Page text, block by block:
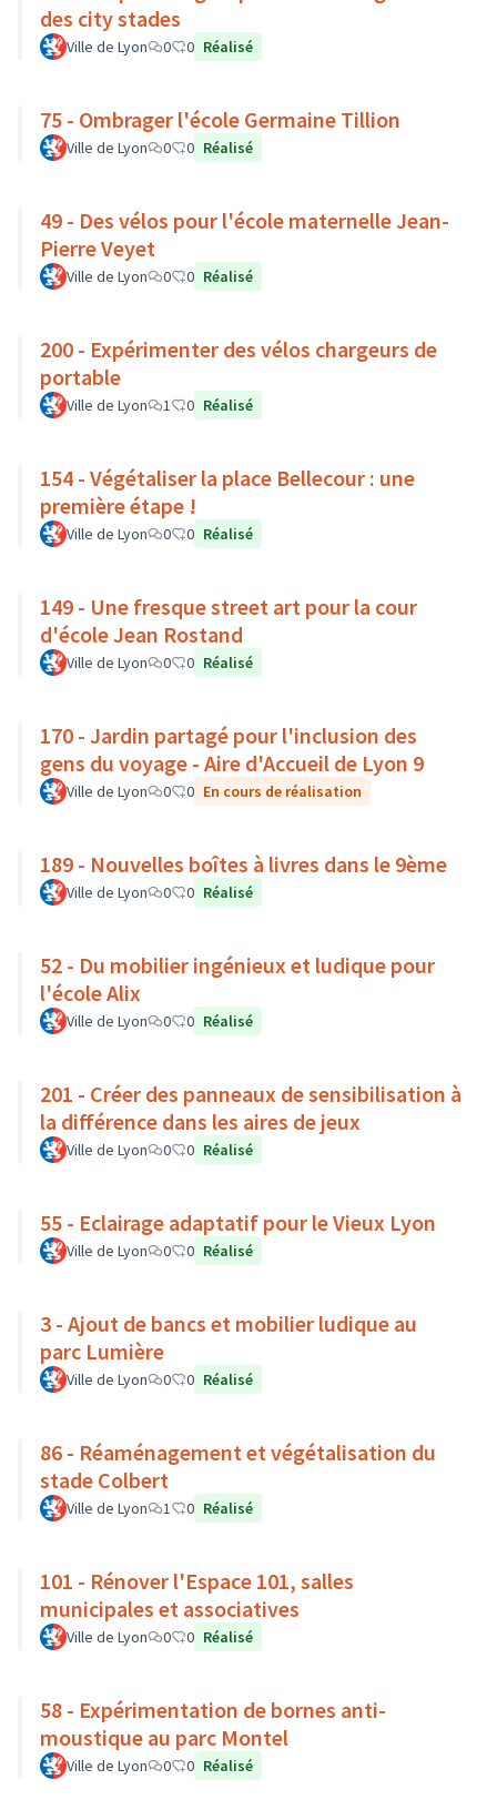
des city stades
Ville de Lyon 0 0 Réalisé
75 - Ombrager l'école Germaine Tillion
Ville de Lyon 0 0 Réalisé
49 - Des vélos pour l'école maternelle Jean-
Pierre Veyet
Ville de Lyon 0 0 Réalisé
200 - Expérimenter des vélos chargeurs de
portable
Ville de Lyon 1 0 Réalisé
154 - Végétaliser la place Bellecour : une
première étape !
Ville de Lyon 0 0 Réalisé
149 - Une fresque street art pour la cour
d'école Jean Rostand
Ville de Lyon 0 0 Réalisé
170 - Jardin partagé pour l'inclusion des
gens du voyage - Aire d'Accueil de Lyon 9
Ville de Lyon 0 0 En cours de réalisation
189 - Nouvelles boîtes à livres dans le 9ème
Ville de Lyon 0 0 Réalisé
52 - Du mobilier ingénieux et ludique pour
l'école Alix
Ville de Lyon 0 0 Réalisé
201 - Créer des panneaux de sensibilisation à
la différence dans les aires de jeux
Ville de Lyon 0 0 Réalisé
55 - Eclairage adaptatif pour le Vieux Lyon
Ville de Lyon 0 0 Réalisé
3 - Ajout de bancs et mobilier ludique au
parc Lumière
Ville de Lyon 0 0 Réalisé
86 - Réaménagement et végétalisation du
stade Colbert
Ville de Lyon 1 0 Réalisé
101 - Rénover l'Espace 101, salles
municipales et associatives
Ville de Lyon 0 0 Réalisé
58 - Expérimentation de bornes anti-
moustique au parc Montel
Ville de Lyon 0 0 Réalisé